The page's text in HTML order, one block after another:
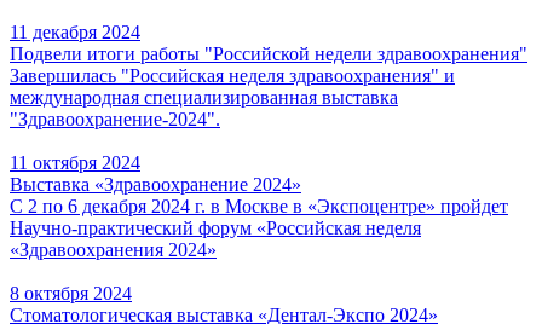
11 декабря 2024
Подвели итоги работы "Российской недели здравоохранения"
Завершилась "Российская неделя здравоохранения" и
международная специализированная выставка
"Здравоохранение-2024".
11 октября 2024
Выставка «Здравоохранение 2024»
С 2 по 6 декабря 2024 г. в Москве в «Экспоцентре» пройдет
Научно-практический форум «Российская неделя
«Здравоохранения 2024»
8 октября 2024
Стоматологическая выставка «Дентал-Экспо 2024»